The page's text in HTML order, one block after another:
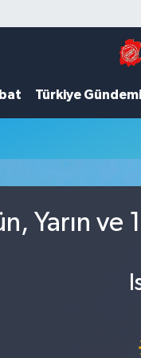
Türkiye Gündemi
Yarın ve